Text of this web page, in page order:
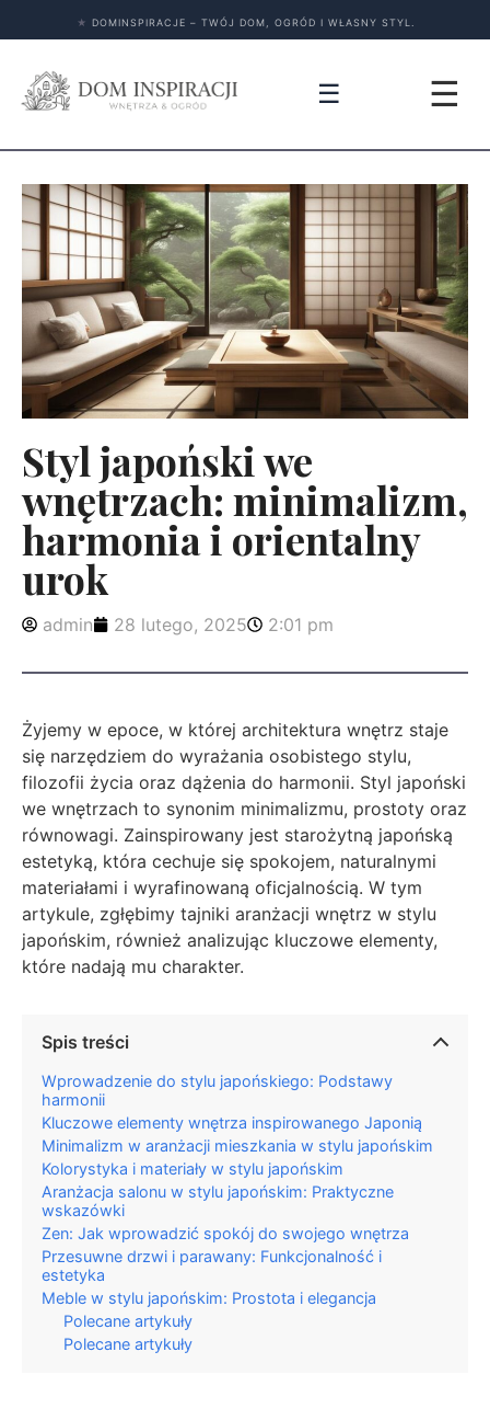
★ DOMINSPIRACJE – TWÓJ DOM, OGRÓD I WŁASNY STYL.
☰ ☰
Styl japoński we
wnętrzach: minimalizm,
harmonia i orientalny
urok
admin 28 lutego, 2025 2:01 pm
Żyjemy w epoce, w której architektura wnętrz staje
się narzędziem do wyrażania osobistego stylu,
filozofii życia oraz dążenia do harmonii. Styl japoński
we wnętrzach to synonim minimalizmu, prostoty oraz
równowagi. Zainspirowany jest starożytną japońską
estetyką, która cechuje się spokojem, naturalnymi
materiałami i wyrafinowaną oficjalnością. W tym
artykule, zgłębimy tajniki aranżacji wnętrz w stylu
japońskim, również analizując kluczowe elementy,
które nadają mu charakter.
Spis treści
Wprowadzenie do stylu japońskiego: Podstawy
harmonii
Kluczowe elementy wnętrza inspirowanego Japonią
Minimalizm w aranżacji mieszkania w stylu japońskim
Kolorystyka i materiały w stylu japońskim
Aranżacja salonu w stylu japońskim: Praktyczne
wskazówki
Zen: Jak wprowadzić spokój do swojego wnętrza
Przesuwne drzwi i parawany: Funkcjonalność i
estetyka
Meble w stylu japońskim: Prostota i elegancja
Polecane artykuły
Polecane artykuły